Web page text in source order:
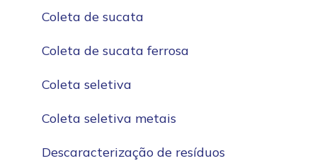
Coleta de sucata
Coleta de sucata ferrosa
Coleta seletiva
Coleta seletiva metais
Descaracterização de resíduos